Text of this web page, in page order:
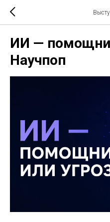
ИИ —
Научпоп